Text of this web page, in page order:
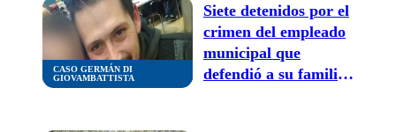
CASO GERMÁN DI
GIOVAMBATTISTA
Siete detenidos por el
crimen del empleado
municipal que
defendió a su familia